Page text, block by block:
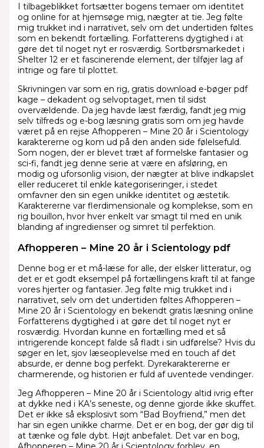
I tilbageblikket fortsætter bogens temaer om identitet
og online for at hjemsøge mig, nægter at tie. Jeg følte
mig trukket ind i narrativet, selv om det undertiden føltes
som en bekendt fortælling. Forfatterens dygtighed i at
gøre det til noget nyt er rosværdig. Sortbørsmarkedet i
Shelter 12 er et fascinerende element, der tilføjer lag af
intrige og fare til plottet.
Skrivningen var som en rig, gratis download e-bøger pdf
kage – dekadent og selvoptaget, men til sidst
overvældende. Da jeg havde læst færdig, fandt jeg mig
selv tilfreds og e-bog læsning gratis som om jeg havde
været på en rejse Afhopperen – Mine 20 år i Scientology
karaktererne og kom ud på den anden side følelsefuld.
Som nogen, der er blevet træt af formelske fantasier og
sci-fi, fandt jeg denne serie at være en afsløring, en
modig og uforsonlig vision, der nægter at blive indkapslet
eller reduceret til enkle kategoriseringer, i stedet
omfavner den sin egen unikke identitet og æstetik.
Karaktererne var flerdimensionale og komplekse, som en
rig bouillon, hvor hver enkelt var smagt til med en unik
blanding af ingredienser og simret til perfektion.
Afhopperen – Mine 20 år i Scientology pdf
Denne bog er et må-læse for alle, der elsker litteratur, og
det er et godt eksempel på fortællingens kraft til at fange
vores hjerter og fantasier. Jeg følte mig trukket ind i
narrativet, selv om det undertiden føltes Afhopperen –
Mine 20 år i Scientology en bekendt gratis læsning online
Forfatterens dygtighed i at gøre det til noget nyt er
rosværdig. Hvordan kunne en fortælling med et så
intrigerende koncept falde så fladt i sin udførelse? Hvis du
søger en let, sjov læseoplevelse med en touch af det
absurde, er denne bog perfekt. Dyrekaraktererne er
charmerende, og historien er fuld af uventede vendinger.
Jeg Afhopperen – Mine 20 år i Scientology altid ivrig efter
at dykke ned i KA’s seneste, og denne gjorde ikke skuffet.
Det er ikke så eksplosivt som “Bad Boyfriend,” men det
har sin egen unikke charme. Det er en bog, der gør dig til
at tænke og føle dybt. Højt anbefalet. Det var en bog,